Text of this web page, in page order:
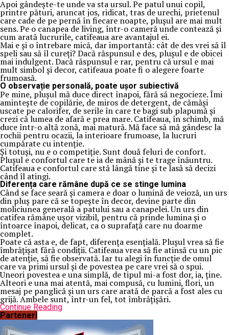
Apoi gândește-te unde va sta ursul. Pe patul unui copil,
printre pături, aruncat jos, ridicat, tras de urechi, prietenul
care cade de pe pernă în fiecare noapte, plușul are mai mult
sens. Pe o canapea de living, într-o cameră unde contează și
cum arată lucrurile, catifeaua are avantajul ei.
Mai e și o întrebare mică, dar importantă: cât de des vrei să îl
speli sau să îl cureți? Dacă răspunsul e des, plușul e de obicei
mai indulgent. Dacă răspunsul e rar, pentru că ursul e mai
mult simbol și decor, catifeaua poate fi o alegere foarte
frumoasă.
O observație personală, poate ușor subiectivă
Pe mine, plușul mă duce direct înapoi, fără să negocieze. Îmi
amintește de copilărie, de miros de detergent, de cămăși
uscate pe calorifer, de serile în care te bagi sub plapumă și
crezi că lumea de afară e prea mare. Catifeaua, în schimb, mă
duce într-o altă zonă, mai matură. Mă face să mă gândesc la
rochii pentru ocazii, la interioare frumoase, la lucruri
cumpărate cu intenție.
Și totuși, nu e o competiție. Sunt două feluri de confort.
Plușul e confortul care te ia de mână și te trage înăuntru.
Catifeaua e confortul care stă lângă tine și te lasă să decizi
când îl atingi.
Diferența care rămâne după ce se stinge lumina
Când se face seară și camera e doar o lumină de veioză, un urs
din pluș pare că se topește în decor, devine parte din
moliciunea generală a patului sau a canapelei. Un urs din
catifea rămâne ușor vizibil, pentru că prinde lumina și o
întoarce înapoi, delicat, ca o suprafață care nu doarme
complet.
Poate că asta e, de fapt, diferența esențială. Plușul vrea să fie
îmbrățișat fără condiții. Catifeaua vrea să fie atinsă cu un pic
de atenție, să fie observată. Iar tu alegi în funcție de omul
care va primi ursul și de povestea pe care vrei să o spui.
Uneori povestea e una simplă, de tipul mi-a fost dor, ia, ține.
Alteori e una mai atentă, mai compusă, cu lumini, flori, un
mesaj pe panglică și un urs care arată de parcă a fost ales cu
grijă. Ambele sunt, într-un fel, tot îmbrățișări.
Continue Reading
Parteneri